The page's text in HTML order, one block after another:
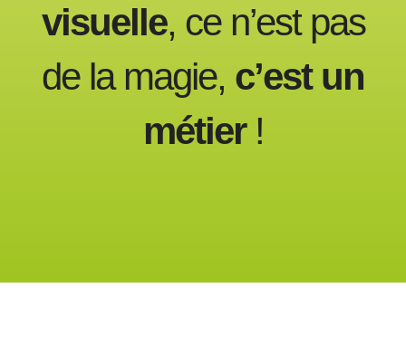
visuelle, ce n’est pas
de la magie, c’est un
métier!